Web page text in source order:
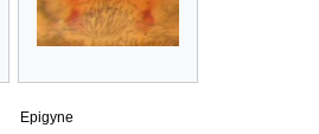
Epigyne